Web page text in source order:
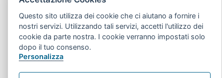
Questo sito utilizza dei cookie che ci aiutano a fornire i
nostri servizi. Utilizzando tali servizi, accetti l'utilizzo dei
cookie da parte nostra. I cookie verranno impostati solo
dopo il tuo consenso.
Personalizza